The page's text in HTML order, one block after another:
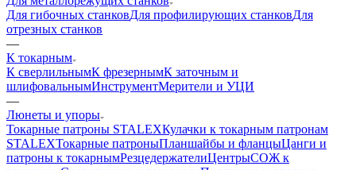
Для гибочных станковДля профилирующих станковДля
отрезных станков
—
К токарным
К сверлильнымК фрезернымК заточным и
шлифовальнымИнструментМерители и УЦИ
—
Люнеты и упоры
Токарные патроны STALEXКулачки к токарным патронам
STALEXТокарные патроныПланшайбы и фланцыЦанги и
патроны к токарнымРезцедержателиЦентрыСОЖ к